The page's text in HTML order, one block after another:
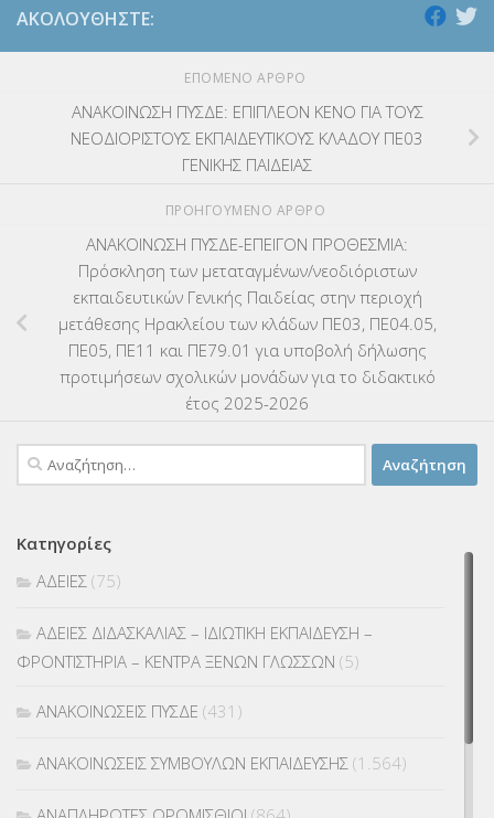
ΑΚΟΛΟΥΘΉΣΤΕ:
ΕΠΌΜΕΝΟ ΆΡΘΡΟ
ΑΝΑΚΟΙΝΩΣΗ ΠΥΣΔΕ: ΕΠΙΠΛΕΟΝ ΚΕΝΟ ΓΙΑ ΤΟΥΣ
ΝΕΟΔΙΟΡΙΣΤΟΥΣ ΕΚΠΑΙΔΕΥΤΙΚΟΥΣ ΚΛΑΔΟΥ ΠΕ03
ΓΕΝΙΚΗΣ ΠΑΙΔΕΙΑΣ
ΠΡΟΗΓΟΎΜΕΝΟ ΆΡΘΡΟ
ΑΝΑΚΟΙΝΩΣΗ ΠΥΣΔΕ-ΕΠΕΙΓΟΝ ΠΡΟΘΕΣΜΙΑ:
Πρόσκληση των μεταταγμένων/νεοδιόριστων
εκπαιδευτικών Γενικής Παιδείας στην περιοχή
μετάθεσης Ηρακλείου των κλάδων ΠΕ03, ΠΕ04.05,
ΠΕ05, ΠΕ11 και ΠΕ79.01 για υποβολή δήλωσης
προτιμήσεων σχολικών μονάδων για το διδακτικό
έτος 2025-2026
Αναζήτηση
για:
Κατηγορίες
ΑΔΕΙΕΣ (75)
ΑΔΕΙΕΣ ΔΙΔΑΣΚΑΛΙΑΣ – ΙΔΙΩΤΙΚΗ ΕΚΠΑΙΔΕΥΣΗ –
ΦΡΟΝΤΙΣΤΗΡΙΑ – ΚΕΝΤΡΑ ΞΕΝΩΝ ΓΛΩΣΣΩΝ (5)
ΑΝΑΚΟΙΝΩΣΕΙΣ ΠΥΣΔΕ (431)
ΑΝΑΚΟΙΝΩΣΕΙΣ ΣΥΜΒΟΥΛΩΝ ΕΚΠΑΙΔΕΥΣΗΣ (1.564)